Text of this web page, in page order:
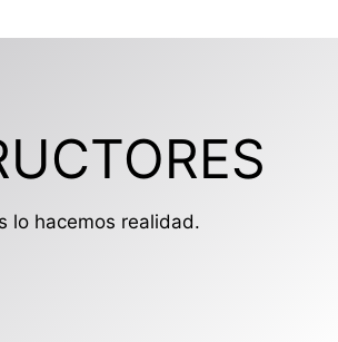
lo hacemos realidad.